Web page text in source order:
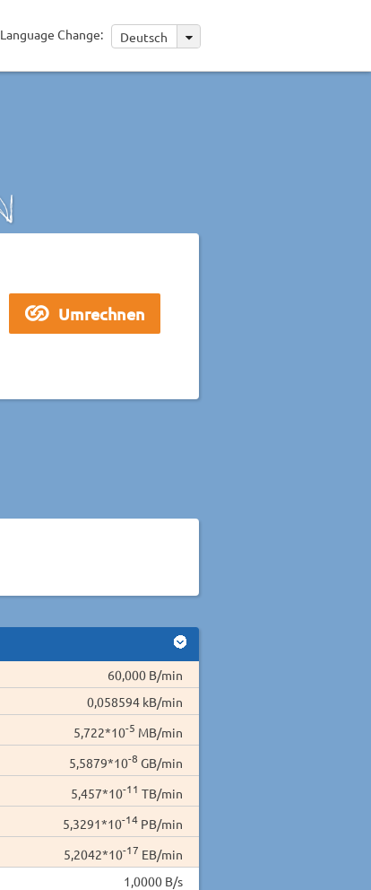
Language Change: Deutsch
60,000 B/min
0,058594 kB/min
5,722*10-5 MB/min
5,5879*10-8 GB/min
5,457*10-11 TB/min
5,3291*10-14PB/min
5,2042*10-17 EB/min
1,0000 B/s